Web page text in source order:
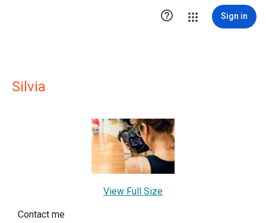
 Sign in
Silvia
View Full Size
Contact me